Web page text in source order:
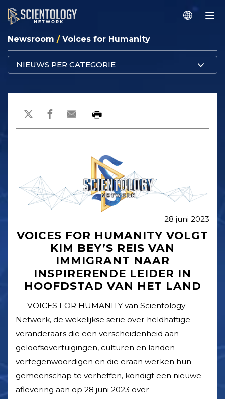
Newsroom / Voices for Humanity
NIEUWS PER CATEGORIE
28 juni 2023
VOICES FOR HUMANITY VOLGT
KIM BEY’S REIS VAN
IMMIGRANT NAAR
INSPIRERENDE LEIDER IN
HOOFDSTAD VAN HET LAND
VOICES FOR HUMANITY van Scientology
Network, de wekelijkse serie over heldhaftige
veranderaars die een verscheidenheid aan
geloofs­overtuigingen, culturen en landen
vertegenwoordigen en die eraan werken hun
gemeenschap te verheffen, kondigt een nieuwe
aflevering aan op 28 juni 2023 over